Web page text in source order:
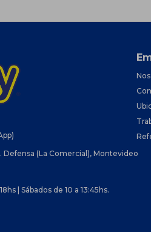
Defensa (La Comercial), Montevideo
| Sábados de 10 a 13:45hs.